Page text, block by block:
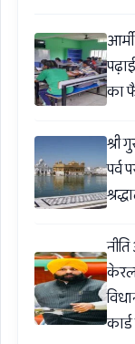
का
श्री
पर्व
केरल